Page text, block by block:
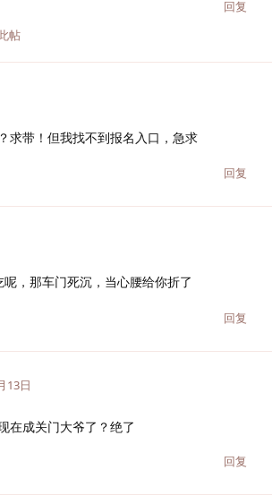
回复
帖
求带！但我找不到报名入口，急求
回复
呢，那车门死沉，当心腰给你折了
回复
13日
在成关门大爷了？绝了
回复